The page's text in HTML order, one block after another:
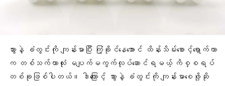
သွားနဲ့ ခံတွင်းကို ကျန်းမာပြီး ကြံ့ခိုင်နေအောင် ထိန်းသိမ်းစောင့်ရှောက်တာ
က တစ်သက်တာလုံး မပျက်မကွက်လုပ်ဆောင်ရမယ့် ကိစ္စရပ်
တစ်ခုဖြစ်ပါတယ်။ ဒါကြောင့် သွားနဲ့ ခံတွင်းကို ကျန်းမာစေဖို့ဆို